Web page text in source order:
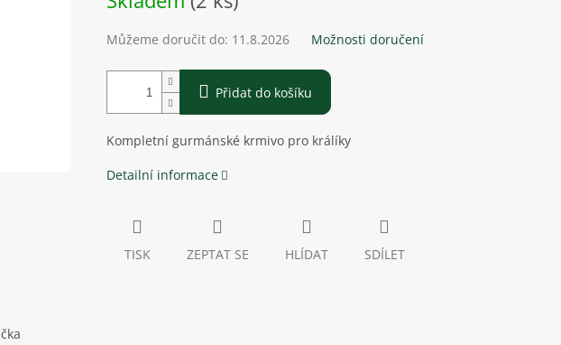
Můžeme doručit do: 11.8.2026 Možnosti doručení
Přidat do košíku
Kompletní gurmánské krmivo pro králíky
Detailní informace
TISK ZEPTAT SE HLÍDAT SDÍLET